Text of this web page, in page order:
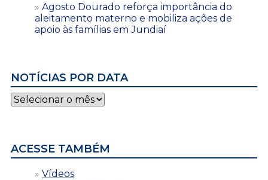
Agosto Dourado reforça importância do
aleitamento materno e mobiliza ações de
apoio às famílias em Jundiaí
NOTÍCIAS POR DATA
Notícias
por
ACESSE TAMBÉM
Vídeos